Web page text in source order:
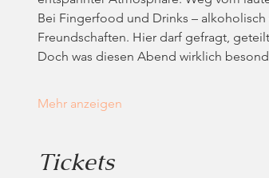
Bei Fingerfood und Drinks –
Freundschaften. Hier darf gefragt,
Doch was diesen Abend wirklich
Mehr anzeigen
Tickets